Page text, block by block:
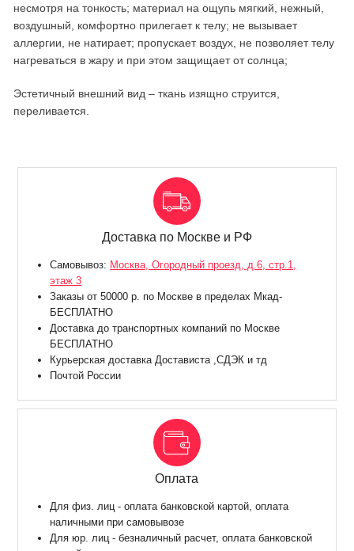
несмотря на тонкость; материал на ощупь мягкий, нежный,
воздушный, комфортно прилегает к телу; не вызывает
аллергии, не натирает; пропускает воздух, не позволяет телу
нагреваться в жару и при этом защищает от солнца;
Эстетичный внешний вид – ткань изящно струится,
переливается.
Доставка по Москве и РФ
Самовывоз: Москва, Огородный проезд, д.6, стр.1,
этаж 3
Заказы от 50000 р. по Москве в пределах Мкад-
БЕСПЛАТНО
Доставка до транспортных компаний по Москве
БЕСПЛАТНО
Курьерская доставка Достависта ,СДЭК и тд
Почтой России
Оплата
Для физ. лиц - оплата банковской картой, оплата
наличными при самовывозе
Для юр. лиц - безналичный расчет, оплата банковской